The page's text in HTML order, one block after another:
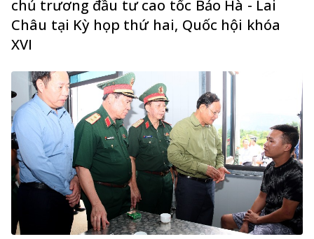
chủ trương đầu tư cao tốc Bảo Hà - Lai
Châu tại Kỳ họp thứ hai, Quốc hội khóa
XVI